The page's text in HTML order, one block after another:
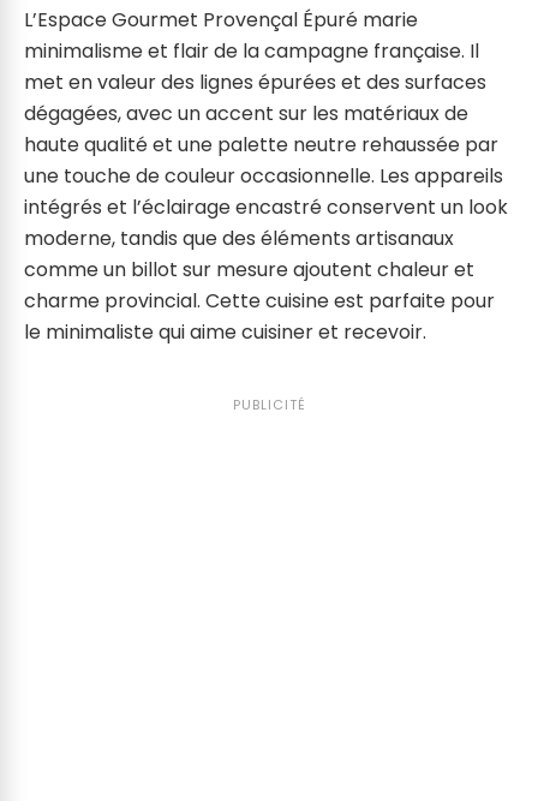
L’Espace Gourmet Provençal Épuré marie
minimalisme et flair de la campagne française. Il
met en valeur des lignes épurées et des surfaces
dégagées, avec un accent sur les matériaux de
haute qualité et une palette neutre rehaussée par
une touche de couleur occasionnelle. Les appareils
intégrés et l’éclairage encastré conservent un look
moderne, tandis que des éléments artisanaux
comme un billot sur mesure ajoutent chaleur et
charme provincial. Cette cuisine est parfaite pour
le minimaliste qui aime cuisiner et recevoir.
PUBLICITÉ